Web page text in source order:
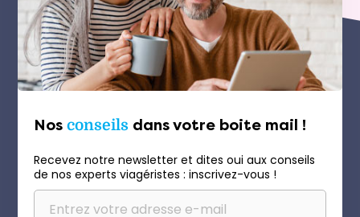
Nos conseils dans votre boite mail !
Recevez notre newsletter et dites oui aux conseils
de nos experts viagéristes : inscrivez-vous !